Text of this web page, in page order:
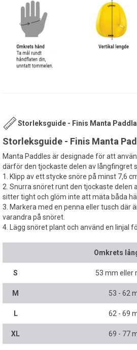
Storleksguide - Finis Manta
Storleksguide - Finis Manta
Manta Paddles är designade för att
därför den tjockaste delen av långfingret
1. Klipp av ett stycke snöre på minst 7,6
2. Snurra snöret runt den tjockaste delen
sitter tight och glöm inte att mäta båda
3. Markera med en penna eller tusch där
varandra på snöret.
4. Lägg snöret plant och använd en linjal
Omkrets
S 53 mm eller
M 53 - 62
L 62 - 69
XL 69 - 77